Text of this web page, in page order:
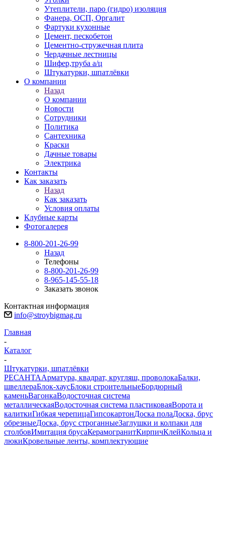
Утеплители, паро (гидро) изоляция
Фанера, ОСП, Оргалит
Фартуки кухонные
Цемент, пескобетон
Цементно-стружечная плита
Чердачные лестницы
Шифер,труба а/ц
Штукатурки, шпатлёвки
О компании
Назад
О компании
Новости
Сотрудники
Политика
Сантехника
Краски
Дачные товары
Электрика
Контакты
Как заказать
Назад
Как заказать
Условия оплаты
Клубные карты
Фотогалерея
8-800-201-26-99
Назад
Телефоны
8-800-201-26-99
8-965-145-55-18
Заказать звонок
Контактная информация
info@stroybigmag.ru
Главная
-
Каталог
-
Штукатурки, шпатлёвки
РЕСАНТААрматура, квадрат, кругляш, проволокаБалки,
швеллераБлок-хаусБлоки строительныеБордюрный
каменьВагонкаВодосточная система
металлическаяВодосточная система пластиковаяВорота и
калиткиГибкая черепицаГипсокартонДоска полаДоска, брус
обрезныеДоска, брус строганныеЗаглушки и колпаки для
столбовИмитация брусаКерамогранитКирпичКлейКольца и
люкиКровельные ленты, комплектующие